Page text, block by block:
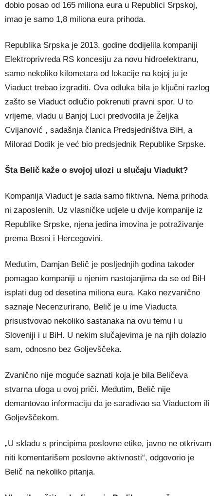
dobio posao od 165 miliona eura u Republici Srpskoj,
imao je samo 1,8 miliona eura prihoda.
Republika Srpska je 2013. godine dodijelila kompaniji
Elektroprivreda RS koncesiju za novu hidroelektranu,
samo nekoliko kilometara od lokacije na kojoj ju je
Viaduct trebao izgraditi. Ova odluka bila je ključni razlog
zašto se Viaduct odlučio pokrenuti pravni spor. U to
vrijeme, vladu u Banjoj Luci predvodila je Željka
Cvijanović , sadašnja članica Predsjedništva BiH, a
Milorad Dodik je već bio predsjednik Republike Srpske.
Šta Belič kaže o svojoj ulozi u slučaju Viadukt?
Kompanija Viaduct je sada samo fiktivna. Nema prihoda
ni zaposlenih. Uz vlasničke udjele u dvije kompanije iz
Republike Srpske, njena jedina imovina je potraživanje
prema Bosni i Hercegovini.
Međutim, Damjan Belič je posljednjih godina također
pomagao kompaniji u njenim nastojanjima da se od BiH
isplati dug od desetina miliona eura. Kako nezvanično
saznaje Necenzurirano, Belič je u ime Viaducta
prisustvovao nekoliko sastanaka na ovu temu i u
Sloveniji i u BiH. U nekim slučajevima je na njih dolazio
sam, odnosno bez Goljevščeka.
Zvanično nije moguće saznati koja je bila Beličeva
stvarna uloga u ovoj priči. Međutim, Belič nije
demantovao informaciju da je sarađivao sa Viaductom ili
Goljevščekom.
„U skladu s principima poslovne etike, javno ne otkrivam
niti komentarišem poslovne aktivnosti“, odgovorio je
Belič na nekoliko pitanja.